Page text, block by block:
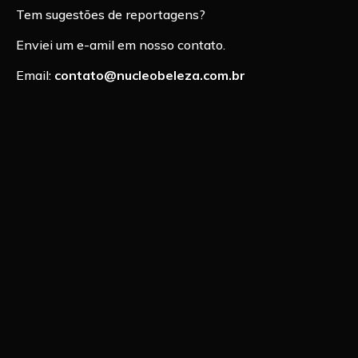
Tem sugestões de reportagens?
Enviei um e-amil em nosso contato.
Email: contato@nucleobeleza.com.br